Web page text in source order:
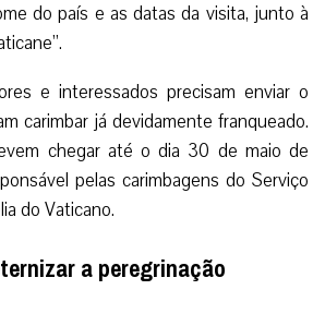
do país e as datas da visita, junto à
e interessados precisam enviar o
carimbar já devidamente franqueado.
chegar até o dia 30 de maio de
pelas carimbagens do Serviço
do Vaticano.
a peregrinação